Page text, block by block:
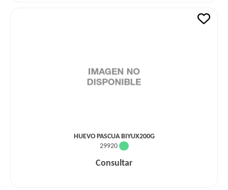
HUEVO PASCUA BIYUX200G
29920
Consultar